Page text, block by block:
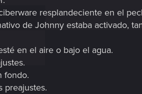
resplandeciente en el
de Johnny estaba activado,
en el aire o bajo el agua.
fondo.
preajustes.